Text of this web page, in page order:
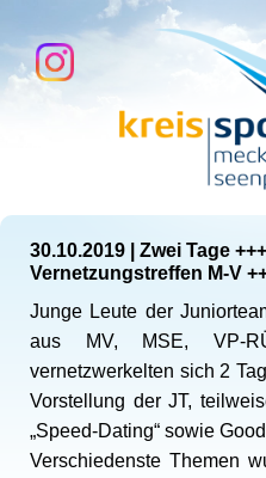
30.10.2019
Zwei Tage
Vernetzungstreffen M-V
Junge Leute der
aus MV, MSE, VP-
vernetzwerkelten sich 2
Vorstellung der JT,
„Speed-Dating“ sowie
Verschiedenste Themen